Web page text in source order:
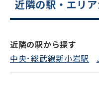
平日
フォ
近隣の駅・エリ
近隣の駅から探す
中央･総武線新小岩駅